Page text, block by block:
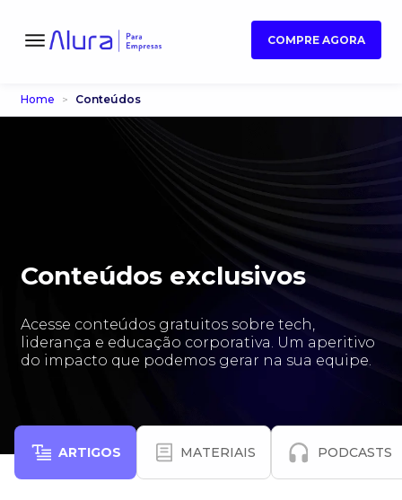
COMPRE AGORA
Home Conteúdos
Conteúdos exclusivos
Acesse conteúdos gratuitos sobre tech,
liderança e educação corporativa. Um aperitivo
do impacto que podemos gerar na sua equipe.
ARTIGOS MATERIAIS PODCASTS